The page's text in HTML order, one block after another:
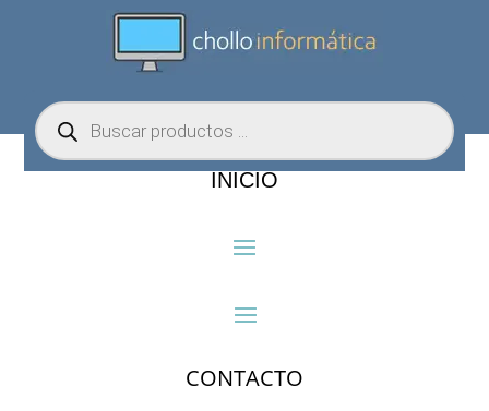
Búsqueda
de
productos
INICIO
CONTACTO